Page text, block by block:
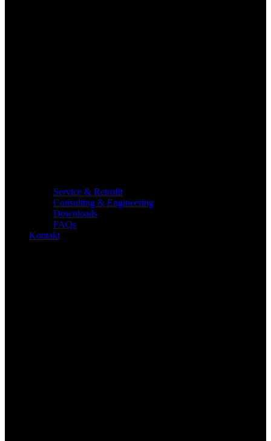
Service & Retrofit
Consulting & Engineering
Downloads
FAQs
Kontakt